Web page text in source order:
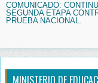
COMUNICADO:
SEGUNDA ETAPA
PRUEBA NACIONAL.
MINISTERIO DE